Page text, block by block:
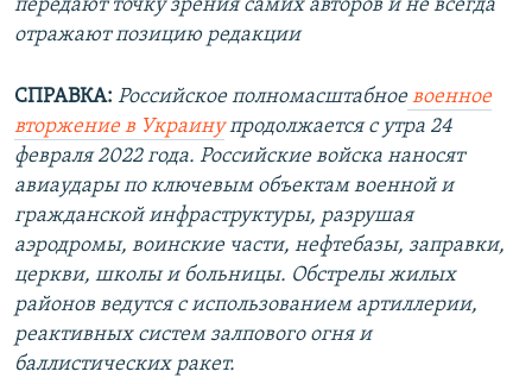
передают точку зрения самих авторов и не всегда
отражают позицию редакции
СПРАВКА: Российское полномасштабноевоенное
вторжение в Украинупродолжается с утра 24
февраля 2022 года. Российские войска наносят
авиаудары по ключевым объектам военной и
гражданской инфраструктуры, разрушая
аэродромы, воинские части, нефтебазы, заправки,
церкви, школы и больницы. Обстрелы жилых
районов ведутся с использованием артиллерии,
реактивных систем залпового огня и
баллистических ракет.